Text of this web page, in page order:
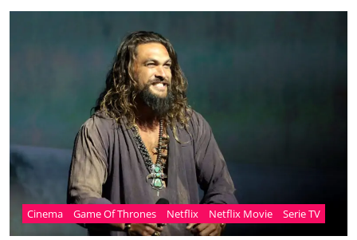
Cinema Game Of Thrones Netflix Netflix Movie Serie TV